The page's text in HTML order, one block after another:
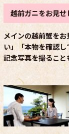
越前ガニをお見
メインの越前蟹を
い」「本物を確認
記念写真を撮ること